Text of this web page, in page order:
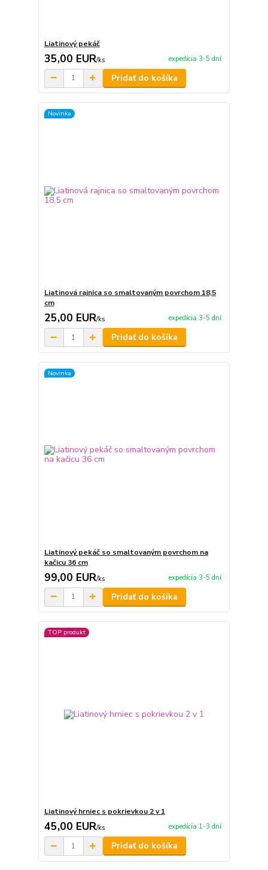
Liatinový pekáč
35,00 EUR/ks expedícia 3-5 dní
Pridať do košíka
Novinka
Liatinová rajnica so smaltovaným povrchom 18,5
cm
25,00 EUR/ks expedícia 3-5 dní
Pridať do košíka
Novinka
Liatinový pekáč so smaltovaným povrchom na
kačicu 36 cm
99,00 EUR/ks expedícia 3-5 dní
Pridať do košíka
TOP produkt
Liatinový hrniec s pokrievkou 2 v 1
45,00 EUR/ks expedícia 1-3 dní
Pridať do košíka